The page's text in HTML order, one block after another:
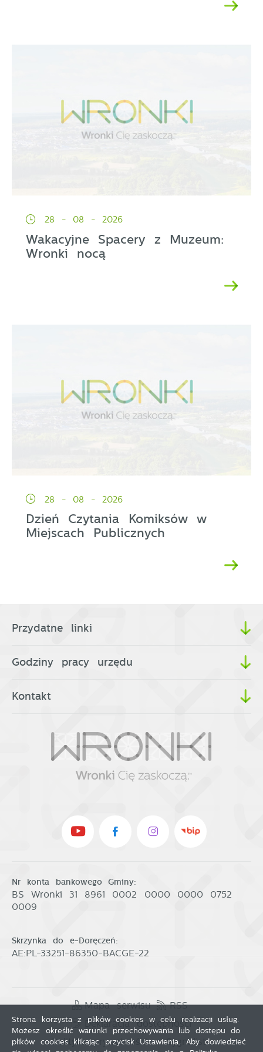
28 - 08 - 2026
Wakacyjne Spacery z Muzeum:
Wronki nocą
28 - 08 - 2026
Dzień Czytania Komiksów w
Miejscach Publicznych
Przydatne linki
Godziny pracy urzędu
Kontakt
Nr konta bankowego Gminy:
BS Wronki 31 8961 0002 0000 0000 0752
0009
Skrzynka do e-Doręczeń:
AE:PL-33251-86350-BACGE-22
Mapa serwisu
RSS
Deklaracja dostępności
Polityka prywatności
Sygnalista
Strona korzysta z plików cookies w celu realizacji usług.
Możesz określić warunki przechowywania lub dostępu do
plików cookies klikając przycisk Ustawienia. Aby dowiedzieć